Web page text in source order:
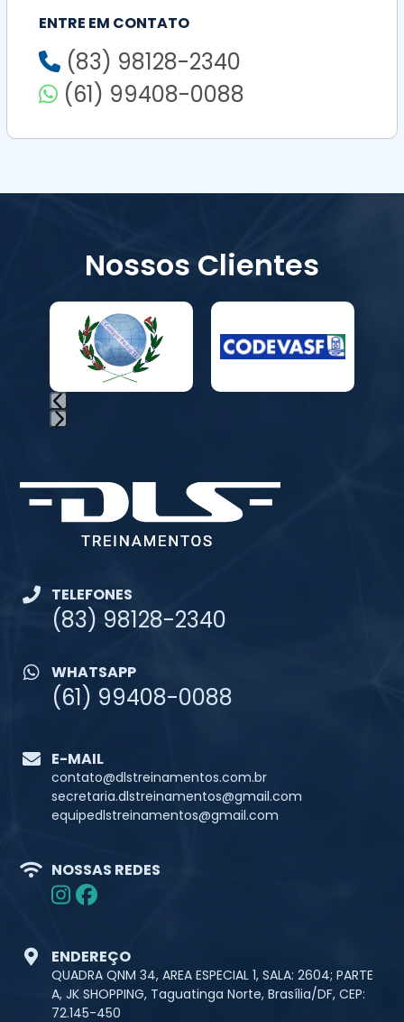
ENTRE EM CONTATO
(83) 98128-2340
(61) 99408-0088
Nossos Clientes
TELEFONES
(83) 98128-2340
WHATSAPP
(61) 99408-0088
E-MAIL
contato@dlstreinamentos.com.br
secretaria.dlstreinamentos@gmail.com
equipedlstreinamentos@gmail.com
NOSSAS REDES
ENDEREÇO
QUADRA QNM 34, AREA ESPECIAL 1, SALA: 2604; PARTE
A, JK SHOPPING, Taguatinga Norte, Brasília/DF, CEP:
72.145-450